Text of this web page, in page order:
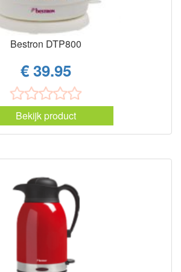
Bestron DTP800
€ 39.95
Bekijk product